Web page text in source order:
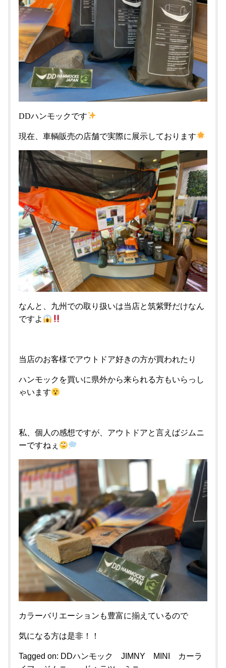
DDハンモックです
現在、車輌販売の店舗で実際に展示しております
なんと、九州での取り扱いは当店と筑紫野だけなん
ですよ
当店のお客様でアウトドア好きの方が買われたり
ハンモックを買いに県外から来られる方もいらっし
ゃいます
私、個人の感想ですが、アウトドアと言えばジムニ
ーですねぇ
カラーバリエーションも豊富に揃えているので
気になる方は是非！！
Tagged on: DDハンモック JIMNY MINI
カーラ